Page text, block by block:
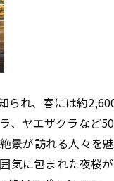
られ、春には約
、ヤエザクラなど
景が訪れる人々を
気に包まれた夜桜